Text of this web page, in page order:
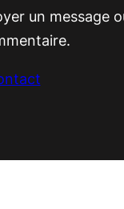
un message